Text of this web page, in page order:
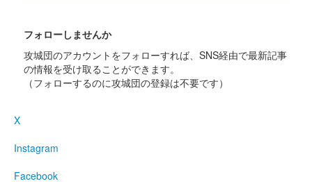
和歌山城 御城印 築城440年記念の吉野杉版の別バージョン
和歌山城 御城印 令和八年新春限定
和歌山城 切り絵御城印
フォローしませんか
攻城団のアカウントをフォローすれば、SNS経由で最新記事
の情報を受け取ることができます。
（フォローするのに攻城団の登録は不要です）
X
Instagram
Facebook